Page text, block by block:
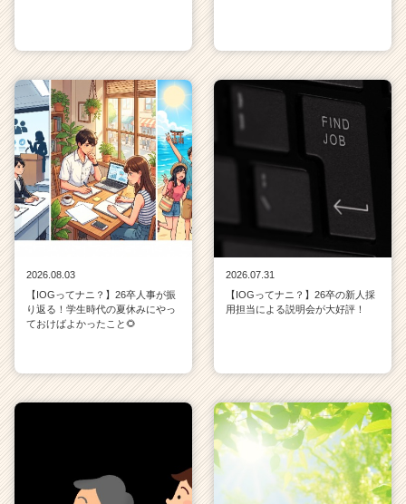
2026.08.03
【IOGってナニ？】26卒人事が振
り返る！学生時代の夏休みにやっ
ておけばよかったこと🌻
2026.07.31
【IOGってナニ？】26卒の新人採
用担当による説明会が大好評！